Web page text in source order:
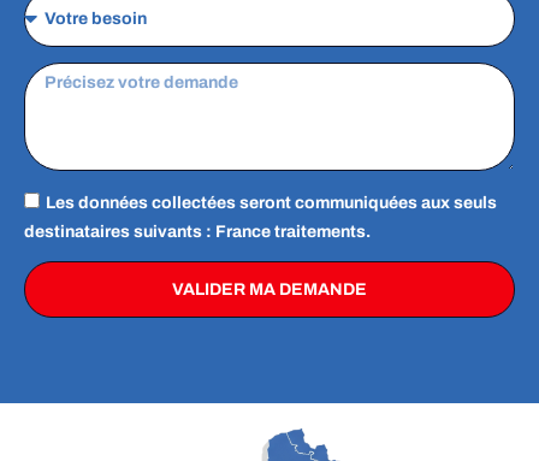
Les données collectées seront communiquées aux seuls
destinataires suivants : France traitements.
VALIDER MA DEMANDE